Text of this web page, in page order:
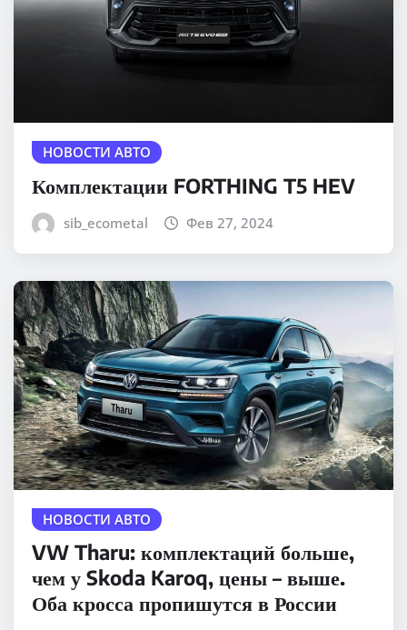
НОВОСТИ АВТО
Комплектации FORTHING T5 HEV
sib_ecometal Фев 27, 2024
НОВОСТИ АВТО
VW Tharu: комплектаций больше,
чем у Skoda Karoq, цены – выше.
Оба кросса пропишутся в России